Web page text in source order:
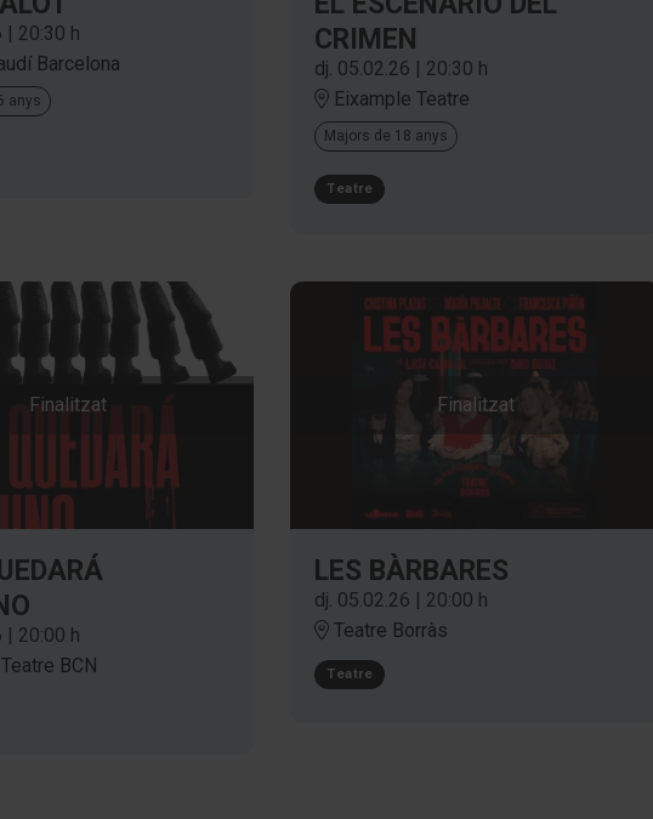
20:30 h
Barcelona
anys
CRIMEN
dj. 05.02.26 | 20:30 h
Eixample Teatre
Majors de 18 anys
Teatre
Finalitzat
| 20:00 h
BCN
Finalitzat
LES BÀRBARES
dj. 05.02.26 | 20:00 h
Teatre Borràs
Teatre